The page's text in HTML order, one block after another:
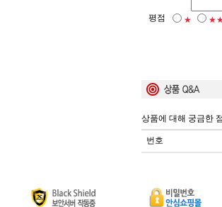
평점 ★
상품에 대해 궁금한
번호